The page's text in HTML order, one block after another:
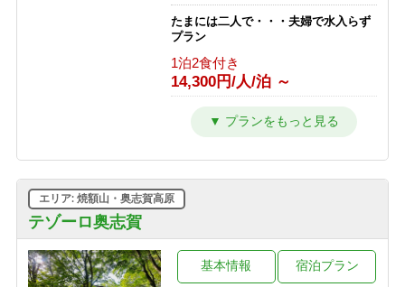
たまには二人で・・・夫婦で水入らず
プラン
1泊2食付き
14,300円/人/泊 ～
早めの夕食17：50 ＆ 料理一括出しで
お得に泊まる！（和室10畳）
【洋室・２食付】お二人でゆっくり
14,850円/人/泊 ～
テゾーロ奥志賀
エリア: 焼額山・奥志賀高原
基本情報 宿泊プラン